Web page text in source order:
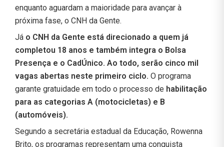
enquanto aguardam a maioridade para avançar à
próxima fase, o CNH da Gente.
Já o CNH da Gente está direcionado a quem já
completou 18 anos e também integra o Bolsa
Presença e o CadÚnico. Ao todo, serão cinco mil
vagas abertas neste primeiro ciclo. O programa
garante gratuidade em todo o processo de habilitação
para as categorias A (motocicletas) e B
(automóveis).
Segundo a secretária estadual da Educação, Rowenna
Brito, os programas representam uma conquista